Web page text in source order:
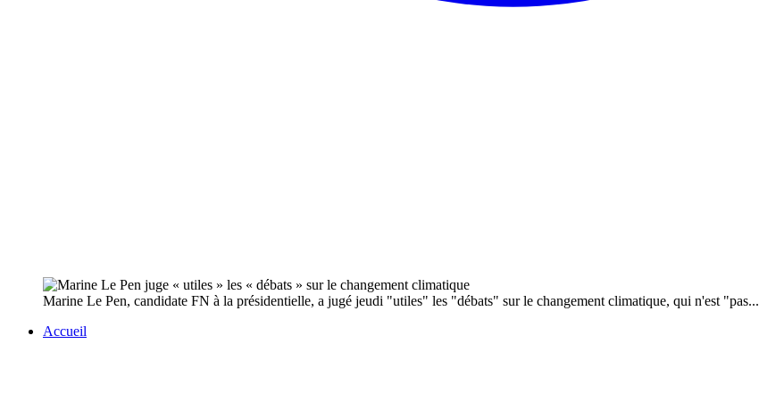
Marine Le Pen, candidate FN à la présidentielle, a jugé jeudi "utiles" les "débats" sur le changement climatique, qui n'est "pas...
Accueil